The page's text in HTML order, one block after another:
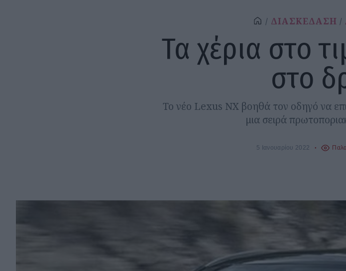
ΔΙΑΣΚΕΔΑΣΗ
Τα χέρια στο
στο
Το νέο Lexus NX βοηθά τον οδηγό να
μια σειρά
5 Ιανουαρίου 2022